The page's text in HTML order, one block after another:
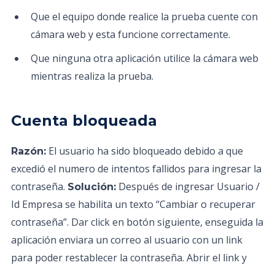
Que el equipo donde realice la prueba cuente con
cámara web y esta funcione correctamente.
Que ninguna otra aplicación utilice la cámara web
mientras realiza la prueba.
Cuenta bloqueada
Razón: El usuario ha sido bloqueado debido a que
excedió el numero de intentos fallidos para ingresar la
contraseña. Solución: Después de ingresar Usuario /
Id Empresa se habilita un texto “Cambiar o recuperar
contraseña”. Dar click en botón siguiente, enseguida la
aplicación enviara un correo al usuario con un link
para poder restablecer la contraseña. Abrir el link y